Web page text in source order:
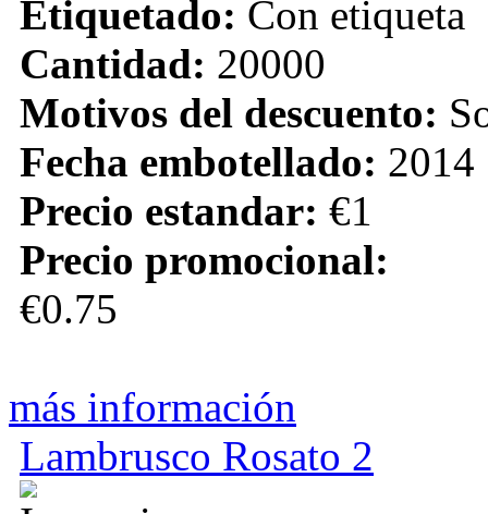
Etiquetado: Con etiqueta
Cantidad: 20000
Motivos del descuento:
Fecha embotellado: 2014
Precio estandar: €1
Precio promocional:
€0.75
más información
Lambrusco Rosato 2